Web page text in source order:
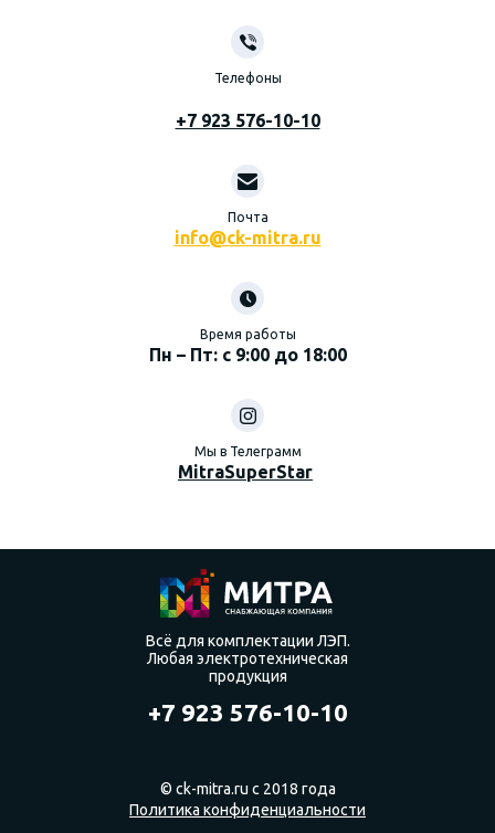
Телефоны
+7 923 576-10-10
Почта
info@ck-mitra.ru
Время работы
Пн – Пт: с 9:00 до 18:00
Мы в Телеграмм
MitraSuperStar
Всё для комплектации ЛЭП.
Любая электротехническая
продукция
+7 923 576-10-10
© ck-mitra.ru с 2018 года
Политика конфиденциальности